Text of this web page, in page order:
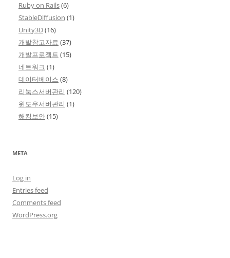
Ruby on Rails(6)
StableDiffusion (1)
Unity3D(16)
개발참고자료 (37)
개발프로젝트 (15)
네트워크 (1)
데이터베이스 (8)
리눅스서버관리 (120)
윈도우서버관리 (1)
해킹보안(15)
META
Log in
Entries feed
Comments feed
WordPress.org